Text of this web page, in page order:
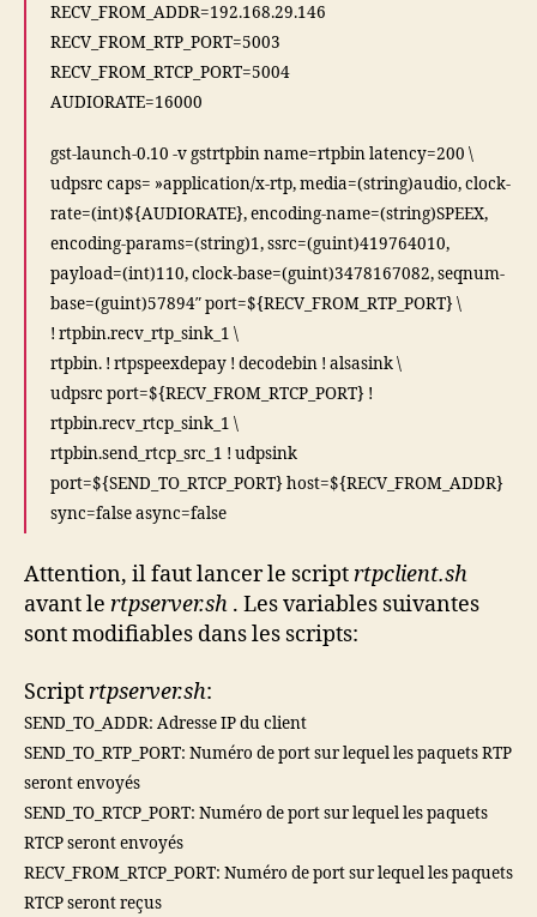
RECV_FROM_ADDR=192.168.29.146
RECV_FROM_RTP_PORT=5003
RECV_FROM_RTCP_PORT=5004
AUDIORATE=16000
gst-launch-0.10 -v gstrtpbin name=rtpbin latency=200 \
udpsrc caps= »application/x-rtp, media=(string)audio, clock-
rate=(int)${AUDIORATE}, encoding-name=(string)SPEEX,
encoding-params=(string)1, ssrc=(guint)419764010,
payload=(int)110, clock-base=(guint)3478167082, seqnum-
base=(guint)57894″ port=${RECV_FROM_RTP_PORT} \
! rtpbin.recv_rtp_sink_1 \
rtpbin. ! rtpspeexdepay ! decodebin ! alsasink \
udpsrc port=${RECV_FROM_RTCP_PORT} !
rtpbin.recv_rtcp_sink_1 \
rtpbin.send_rtcp_src_1 ! udpsink
port=${SEND_TO_RTCP_PORT} host=${RECV_FROM_ADDR}
sync=false async=false
Attention, il faut lancer le scriptrtpclient.sh
avant le rtpserver.sh . Les variables suivantes
sont modifiables dans les scripts:
Scriptrtpserver.sh:
SEND_TO_ADDR: Adresse IP du client
SEND_TO_RTP_PORT: Numéro de port sur lequel les paquets RTP
seront envoyés
SEND_TO_RTCP_PORT: Numéro de port sur lequel les paquets
RTCP seront envoyés
RECV_FROM_RTCP_PORT: Numéro de port sur lequel les paquets
RTCP seront reçus